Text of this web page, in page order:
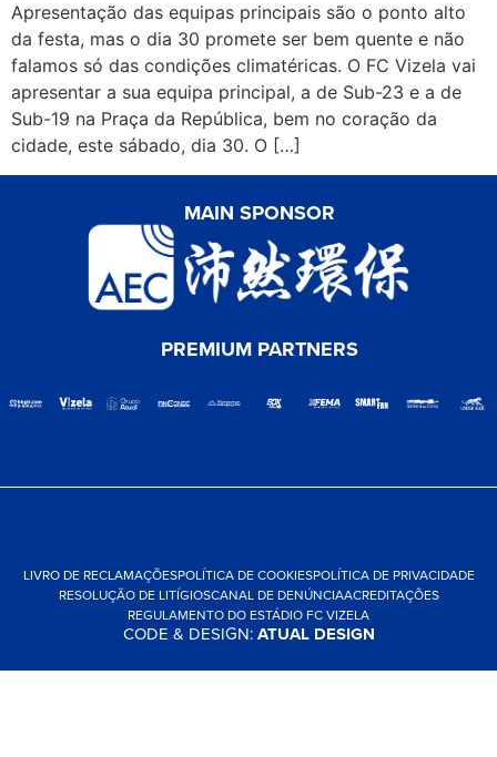
Apresentação das equipas principais são o ponto alto
da festa, mas o dia 30 promete ser bem quente e não
falamos só das condições climatéricas. O FC Vizela vai
apresentar a sua equipa principal, a de Sub-23 e a de
Sub-19 na Praça da República, bem no coração da
cidade, este sábado, dia 30. O […]
MAIN SPONSOR
PREMIUM PARTNERS
LIVRO DE RECLAMAÇÕESPOLÍTICA DE COOKIESPOLÍTICA DE PRIVACIDADE
RESOLUÇÃO DE LITÍGIOSCANAL DE DENÚNCIAACREDITAÇÕES
REGULAMENTO DO ESTÁDIO FC VIZELA
CODE & DESIGN:ATUAL DESIGN